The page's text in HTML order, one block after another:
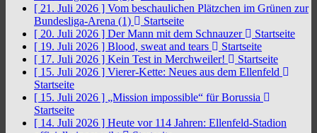
[ 21. Juli 2026 ] Vom beschaulichen Plätzchen im Grünen zur
Bundesliga-Arena (1)
Startseite
[ 20. Juli 2026 ] Der Mann mit dem Schnauzer
Startseite
[ 19. Juli 2026 ] Blood, sweat and tears
Startseite
[ 17. Juli 2026 ] Kein Test in Merchweiler!
Startseite
[ 15. Juli 2026 ] Vierer-Kette: Neues aus dem Ellenfeld
Startseite
[ 15. Juli 2026 ] „Mission impossible“ für Borussia
Startseite
[ 14. Juli 2026 ] Heute vor 114 Jahren: Ellenfeld-Stadion